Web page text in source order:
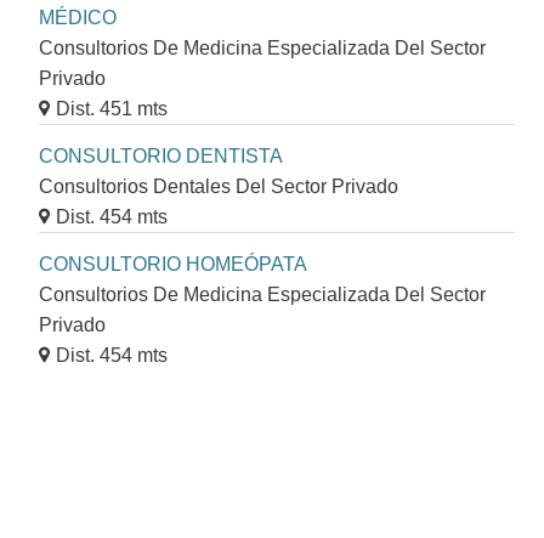
MÉDICO
Consultorios De Medicina Especializada Del Sector
Privado
Dist. 451 mts
CONSULTORIO DENTISTA
Consultorios Dentales Del Sector Privado
Dist. 454 mts
CONSULTORIO HOMEÓPATA
Consultorios De Medicina Especializada Del Sector
Privado
Dist. 454 mts